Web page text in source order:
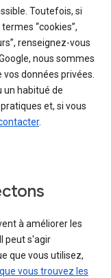
Toutefois, si
“cookies”,
renseignez-vous
nous sommes
données privées.
un habitué de
et, si vous
.
à améliorer les
peut s'agir
que vous utilisez,
vous trouvez les